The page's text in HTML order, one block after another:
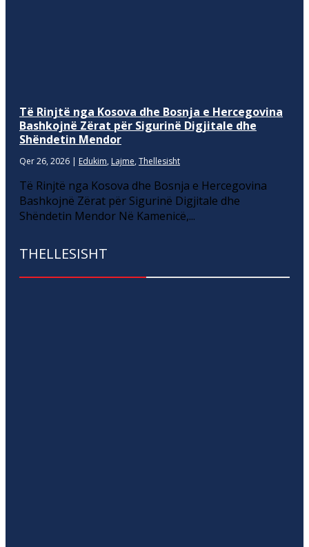
Të Rinjtë nga Kosova dhe Bosnja e Hercegovina
Bashkojnë Zërat për Sigurinë Digjitale dhe
Shëndetin Mendor
Qer 26, 2026 | Edukim, Lajme, Thellesisht
Të Rinjtë nga Kosova dhe Bosnja e Hercegovina
Bashkojnë Zërat për Sigurinë Digjitale dhe
Shëndetin Mendor Në Kamenicë,...
THELLESISHT